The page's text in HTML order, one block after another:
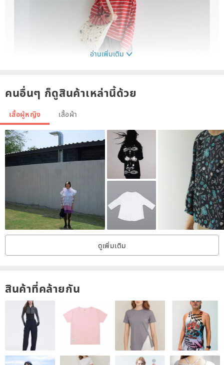
อ่านเพิ่มเติม
คนอื่นๆ ก็ดูสินค้าเหล่านี้ด้วย
เสื้อผู้หญิง เสื้อผ้า
ดูเพิ่มเติม
สินค้าที่คล้ายกัน